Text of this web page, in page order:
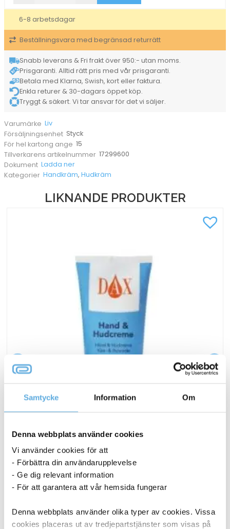
Samtycke Information Om
Denna webbplats använder cookies
Vi använder cookies för att
- Förbättra din användarupplevelse
- Ge dig relevant information
- För att garantera att vår hemsida fungerar
Denna webbplats använder olika typer av cookies. Vissa
cookies placeras ut av tredjepartstjänster som visas på
600ml
mängd
6-8 arbetsdagar
Beställningsvara med begränsad returrätt
Snabb leverans & Fri frakt över 950:- utan moms.
Prisgaranti. Alltid rätt pris med vår prisgaranti.
Betala med Klarna, Swish, kort eller faktura.
Enkla returer & 30-dagars öppet köp.
Tryggt & säkert. Vi tar ansvar för det vi säljer.
Varumärke Liv
Försäljningsenhet Styck
För hel kartong ange 15
Tillverkarens artikelnummer 17299600
Dokument Ladda ner
Kategorier Handkräm,Hudkräm
LIKNANDE PRODUKTER
24,94
Hudcreme
DAX
mängd